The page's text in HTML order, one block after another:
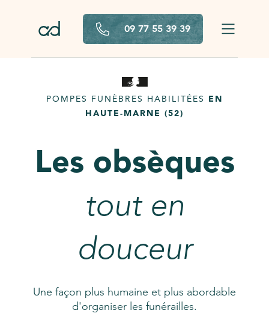
09 77 55 39 39
POMPES FUNÈBRES HABILITÉES EN
HAUTE-MARNE (52)
Les obsèques
tout en
douceur
Une façon plus humaine et plus abordable
d'organiser les funérailles.